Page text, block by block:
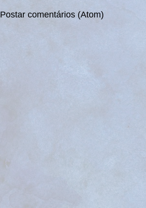
Postar comentários (Atom)